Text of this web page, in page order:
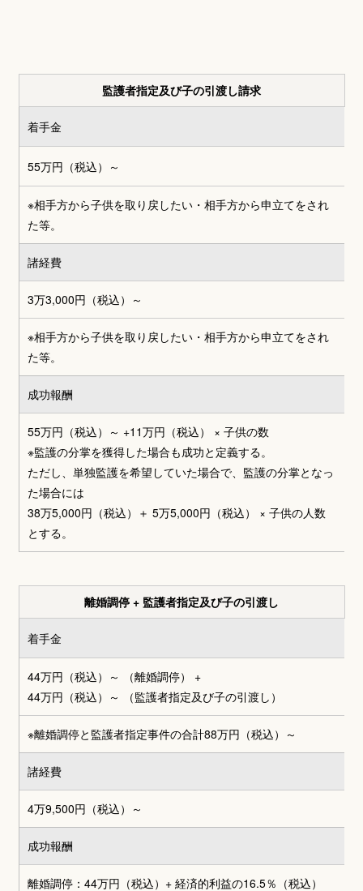
監護者指定及び子の引渡し請求
着手金
55万円 （税込）～
※相手方から子供を取り戻したい・相手方から申立てをされ
た等。
諸経費
3万3,000円 （税込）～
※相手方から子供を取り戻したい・相手方から申立てをされ
た等。
成功報酬
55万円（税込）～ +11万円（税込） × 子供の数
※監護の分掌を獲得した場合も成功と定義する。
ただし、単独監護を希望していた場合で、監護の分掌となっ
た場合には
38万5,000円（税込）＋ 5万5,000円（税込） × 子供の人数
とする。
離婚調停 + 監護者指定及び子の引渡し
着手金
44万円（税込）～ （離婚調停） +
44万円（税込）～
（監護者指定及び子の引渡し）
※離婚調停と監護者指定事件の合計88万円（税込）～
諸経費
4万9,500円 （税込）～
成功報酬
離婚調停：44万円（税込）+ 経済的利益の16.5％（税込）